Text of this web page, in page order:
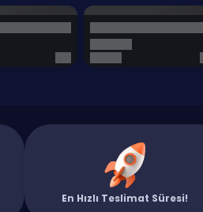
En Hızlı Teslimat Süresi!